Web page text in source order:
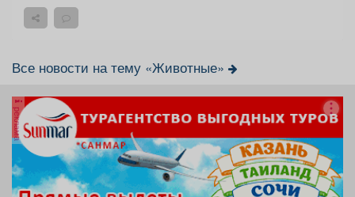
Все новости на тему «Животные»
реклама